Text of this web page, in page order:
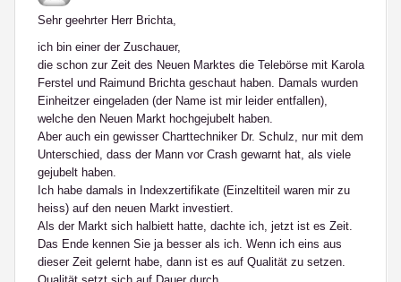
Sehr geehrter Herr Brichta,
ich bin einer der Zuschauer,
die schon zur Zeit des Neuen Marktes die Telebörse mit Karola
Ferstel und Raimund Brichta geschaut haben. Damals wurden
Einheitzer eingeladen (der Name ist mir leider entfallen),
welche den Neuen Markt hochgejubelt haben.
Aber auch ein gewisser Charttechniker Dr. Schulz, nur mit dem
Unterschied, dass der Mann vor Crash gewarnt hat, als viele
gejubelt haben.
Ich habe damals in Indexzertifikate (Einzeltiteil waren mir zu
heiss) auf den neuen Markt investiert.
Als der Markt sich halbiett hatte, dachte ich, jetzt ist es Zeit.
Das Ende kennen Sie ja besser als ich. Wenn ich eins aus
dieser Zeit gelernt habe, dann ist es auf Qualität zu setzen.